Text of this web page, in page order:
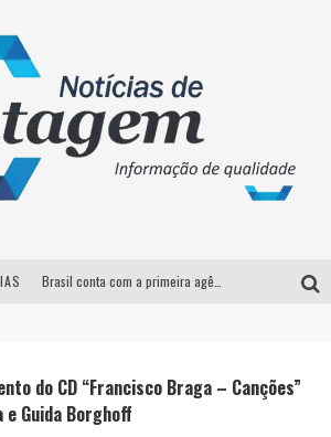
do CD “Francisco Braga – Canções”
e Guida Borghoff